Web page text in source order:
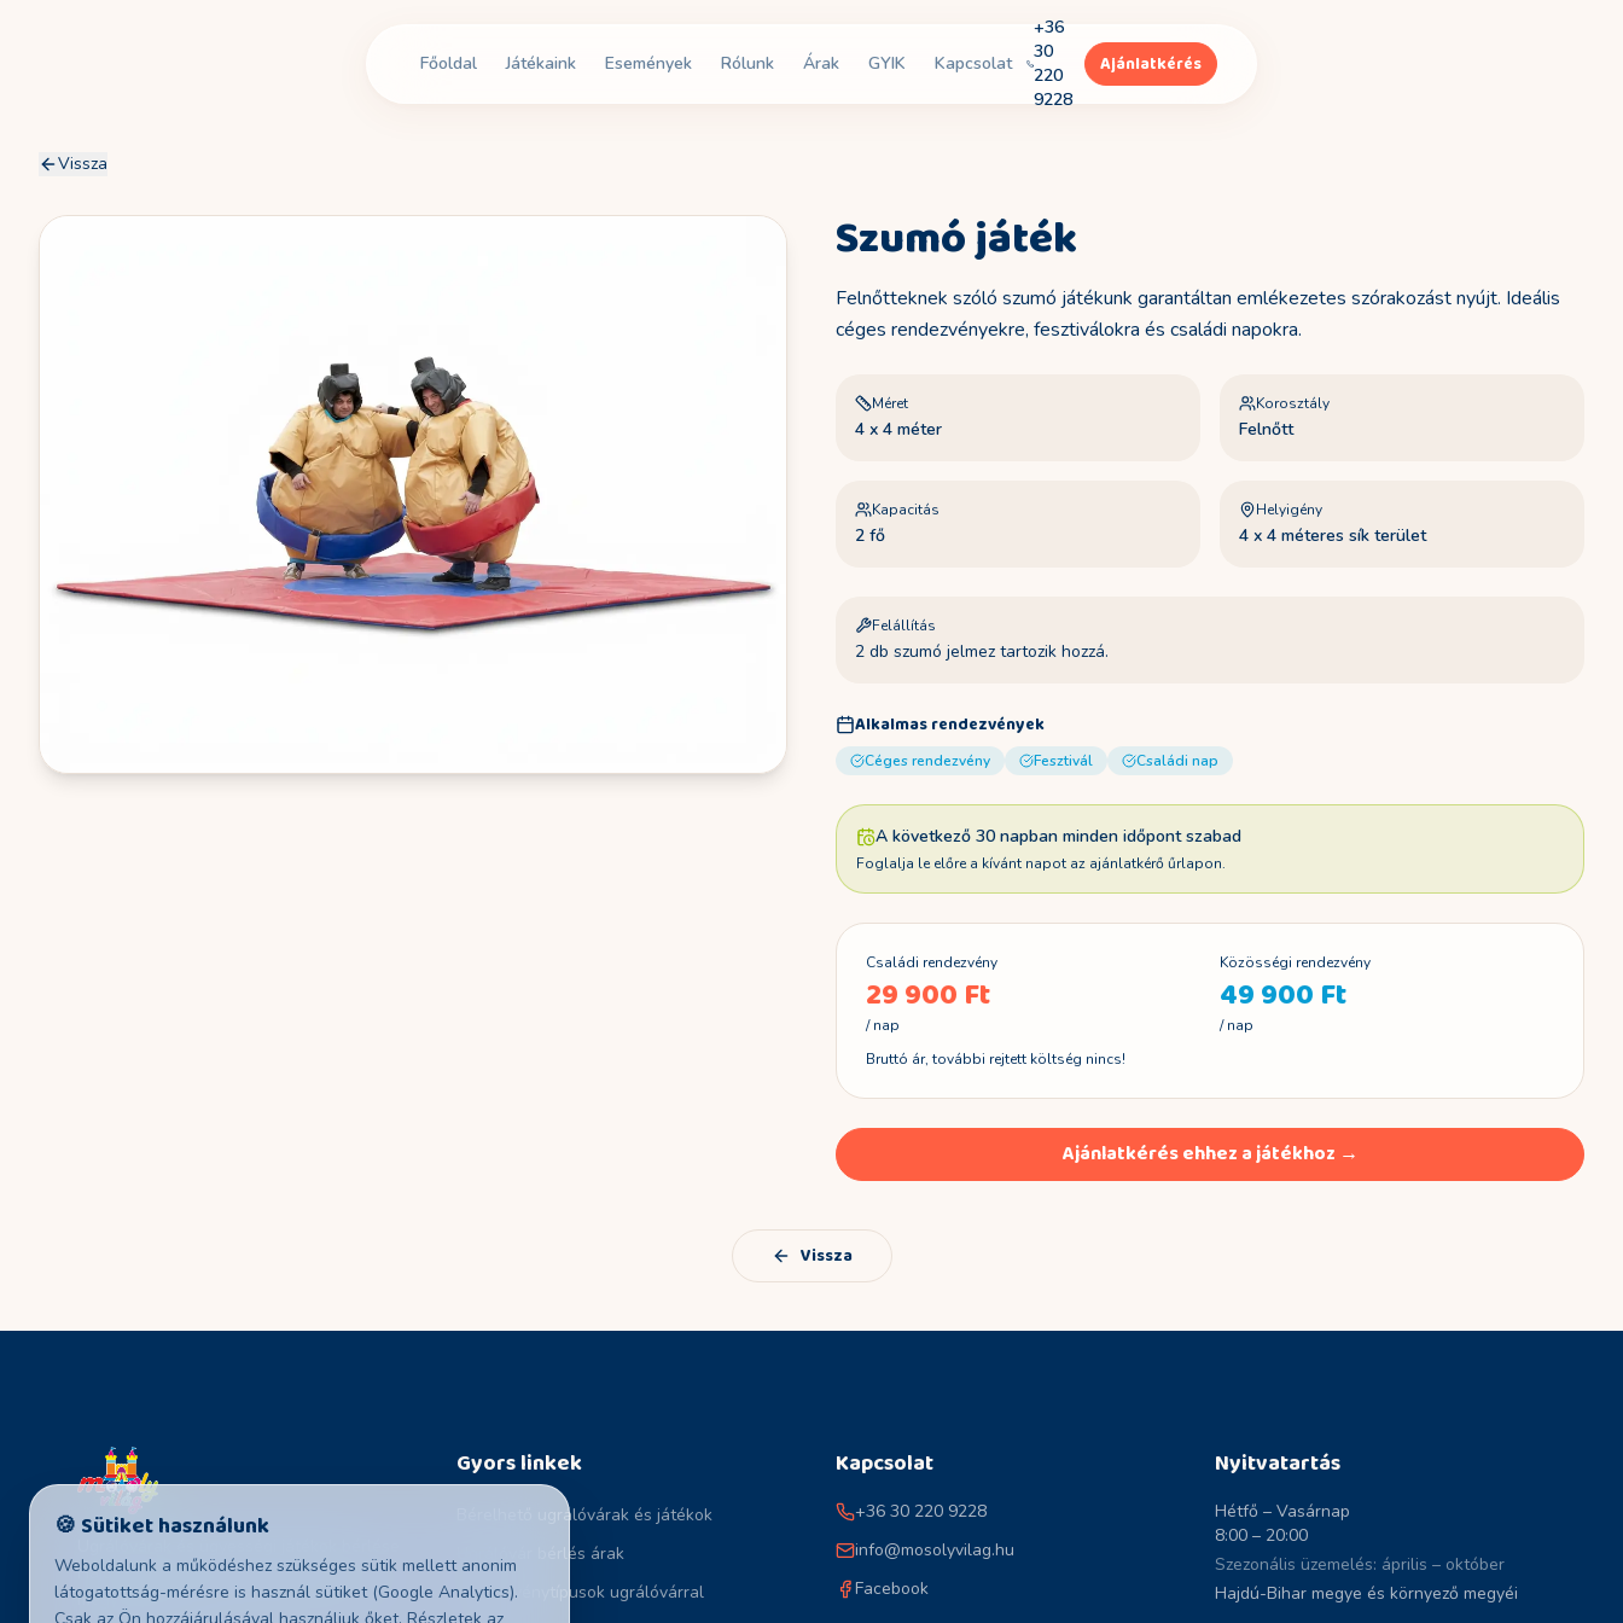
Főoldal Játékaink Események Rólunk Árak GYIK Kapcsolat
+36
30
220
9228
Ajánlatkérés
Vissza
Szumó játék
Felnőtteknek szóló szumó játékunk garantáltan emlékezetes szórakozást nyújt. Ideális
céges rendezvényekre, fesztiválokra és családi napokra.
Méret
4 x 4 méter
Korosztály
Felnőtt
Kapacitás
2 fő
Helyigény
4 x 4 méteres sík terület
Felállítás
2 db szumó jelmez tartozik hozzá.
Alkalmas rendezvények
Céges rendezvény Fesztivál Családi nap
A következő 30 napban minden időpont szabad
Foglalja le előre a kívánt napot az ajánlatkérő űrlapon.
Családi rendezvény
29 900 Ft
/ nap
Közösségi rendezvény
49 900 Ft
/ nap
Bruttó ár, további rejtett költség nincs!
Ajánlatkérés ehhez a játékhoz →
Vissza
Hajdú-Bihar megyében és környező
megyéiben. Tegyük együtt felejthetetlenné
Gyors linkek
Bérelhető ugrálóvárak és játékok
Ugrálóvár bérlés árak
Rendezvénytípusok ugrálóvárral
Kapcsolat
+36 30 220 9228
info@mosolyvilag.hu
Facebook
Nyitvatartás
Hétfő – Vasárnap
8:00 – 20:00
Szezonális üzemelés: április – október
Hajdú-Bihar megye és környező megyéi
🍪 Sütiket használunk
Weboldalunk a működéshez szükséges sütik mellett anonim
látogatottság-mérésre is használ sütiket (Google Analytics).